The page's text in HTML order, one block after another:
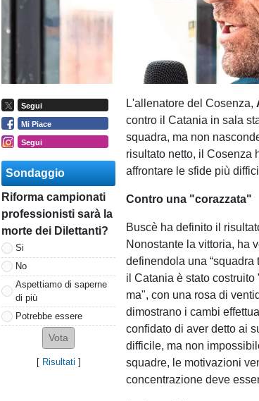
Segui
Mi Piace
Segui
Sondaggio
Riforma campionati
professionisti sarà la
morte dei Dilettanti?
Si
No
Aspettiamo di saperne
di più
Potrebbe essere
[ Risultati ]
L'allenatore del Cosenza,
contro il Catania in sala
squadra, ma non
risultato netto, il Cosenza
affrontare le sfide più
Contro una "corazzata"
Buscè ha definito il
Nonostante la vittoria, ha
definendola una “squadra
il Catania è stato
ma", con una rosa di
dimostrano i cambi
confidato di aver detto ai
difficile, ma non
squadre, le motivazioni
concentrazione deve